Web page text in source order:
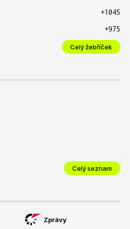
+1045
+975
Celý žebříček
Celý seznam
Zprávy